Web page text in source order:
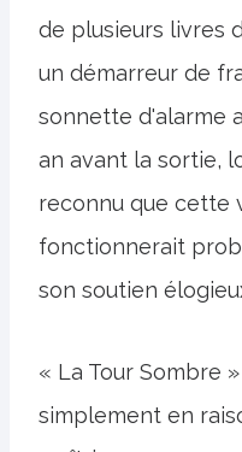
de plusieurs livres
un démarreur de
sonnette d'alarme
an avant la sortie,
reconnu que cette
fonctionnerait
son soutien
« La Tour Sombre
simplement en